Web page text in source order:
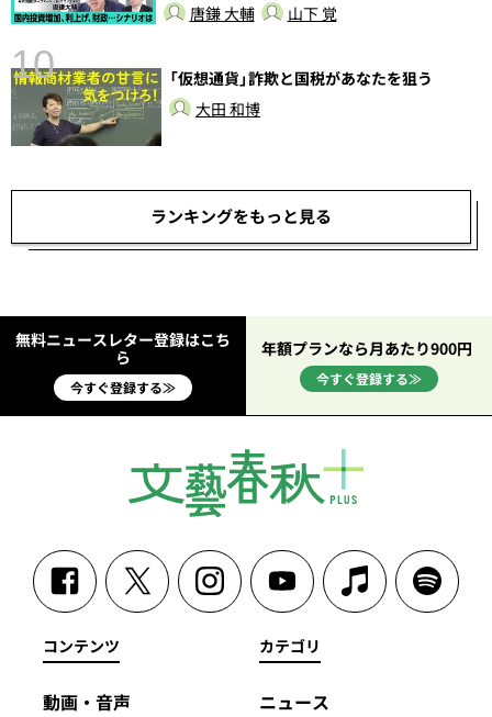
唐鎌 大輔 山下 覚
10
「仮想通貨」詐欺と国税があなたを狙う
大田 和博
ランキングをもっと見る
無料ニュースレター登録はこち
ら
今すぐ登録する≫
年額プランなら月あたり900円
今すぐ登録する≫
コンテンツ
動画・音声
カテゴリ
ニュース